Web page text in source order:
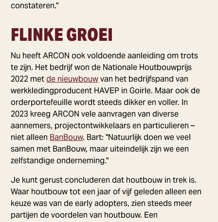
constateren."
FLINKE GROEI
Nu heeft ARCON ook voldoende aanleiding om trots
te zijn. Het bedrijf won de Nationale Houtbouwprijs
2022 metde nieuwbouwvan het bedrijfspand van
werkkledingproducent HAVEP in Goirle. Maar ook de
orderportefeuille wordt steeds dikker en voller. In
2023 kreeg ARCON vele aanvragen van diverse
aannemers, projectontwikkelaars en particulieren –
niet alleen BanBouw. Bart: "Natuurlijk doen we veel
samen met BanBouw, maar uiteindelijk zijn we een
zelfstandige onderneming."
Je kunt gerust concluderen dat houtbouw in trek is.
Waar houtbouw tot een jaar of vijf geleden alleen een
keuze was van de early adopters, zien steeds meer
partijen de voordelen van houtbouw. Een